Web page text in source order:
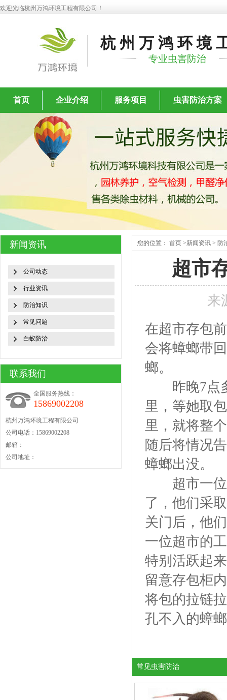
欢迎光临杭州万鸿环境工程有限公司！
杭州万鸿环境
专业虫害防治
首页 企业介绍 服务项目 虫害防治方案
新闻资讯
公司动态
行业资讯
防治知识
常见问题
白蚁防治
联系我们
全国服务热线：
15869002208
杭州万鸿环境工程有限公司
公司电话：15869002208
邮箱：
公司地址：
您的位置： 首页 >新闻资讯 > 防
超市
来
在超市存包
会将蟑螂带
螂。
昨晚7点多
里，等她取
里，就将整
随后将情况
蟑螂出没。
超市一位
了，他们采
关门后，他
一位超市的
特别活跃起
留意存包柜
将包的拉链
孔不入的蟑
常见虫害防治